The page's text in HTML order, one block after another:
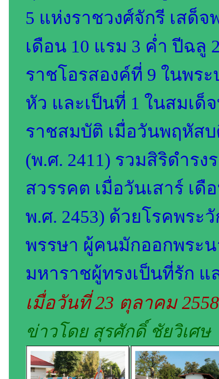
5 แห่งราชวงศ์จักรี เสด็
เดือน 10 แรม 3 ค่ำ ปีฉลู
ราชโอรสองค์ที่ 9 ในพร
หัว และเป็นที่ 1 ในสมเด็
ราชสมบัติ เมื่อวันพฤหัสบ
(พ.ศ. 2411) รวมสิริดำร
สวรรคต เมื่อวันเสาร์ เ
พ.ศ. 2453) ด้วยโรคพระ
พรรษา ผู้คนมักออกพระ
มหาราชผู้ทรงเป็นที่รัก แ
เมื่อวันที่ 23 ตุลาคม
ข่าวโดย สุรศักดิ์ ชัยวิเศษ